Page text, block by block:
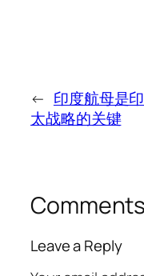
← 印度航母是印
太战略的关键
Comments
Leave a Reply